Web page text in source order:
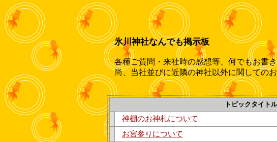
氷川神社なんでも掲示板
各種ご質問・来社時の感想等、何でもお書き
尚、当社並びに近隣の神社以外に関しての
トピックタイトル
神棚のお神札について
お宮参りについて